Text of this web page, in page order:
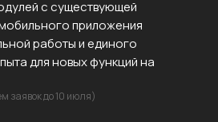
с существующей
приложения
работы и единого
для новых функций на
заявок до 10 июля)